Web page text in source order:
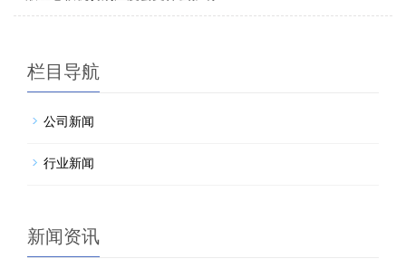
栏目导航
公司新闻
行业新闻
新闻资讯